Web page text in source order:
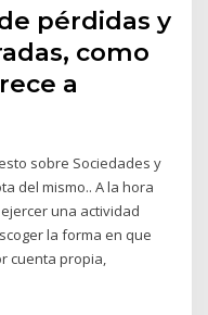
pérdidas y
como
a
sobre Sociedades y
del mismo.. A la hora
una actividad
la forma en que
cuenta propia,